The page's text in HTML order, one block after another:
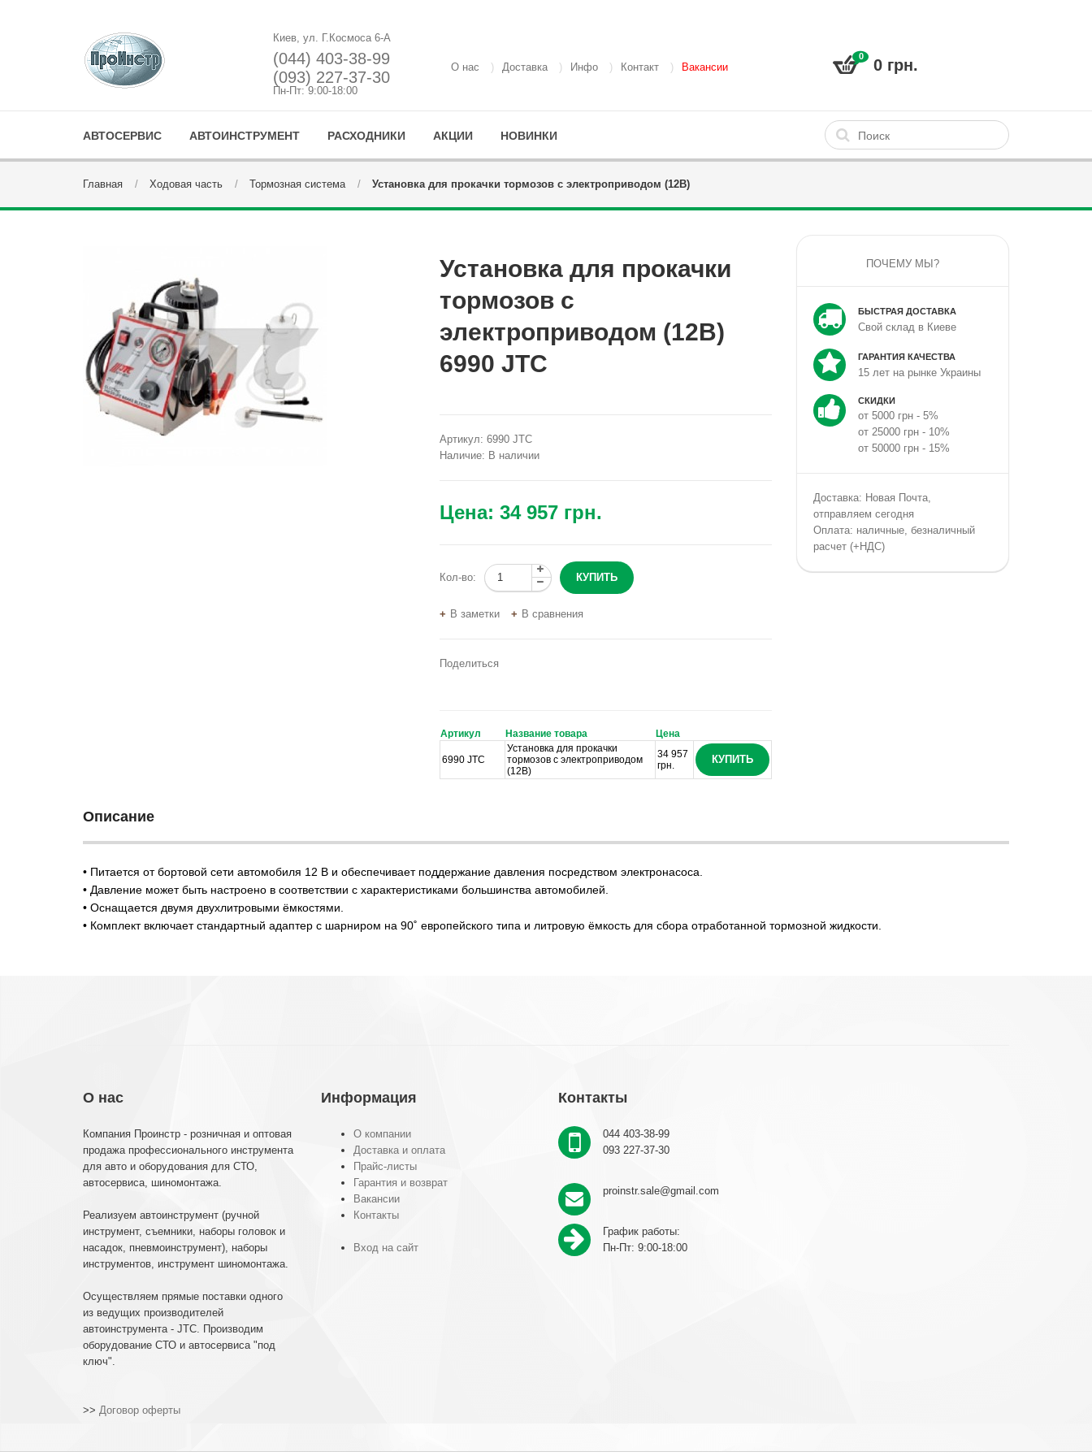
Киев, ул. Г.Космоса 6-А
(044) 403-38-99
(093) 227-37-30
Пн-Пт: 9:00-18:00
О нас Доставка Инфо Контакт Вакансии
0 0 грн.
АВТОСЕРВИС АВТОИНСТРУМЕНТ РАСХОДНИКИ АКЦИИ НОВИНКИ
Главная Ходовая часть Тормозная система Установка для прокачки тормозов с электроприводом (12В)
Установка для прокачки
тормозов с
электроприводом (12В)
6990 JTC
Артикул: 6990 JTC
Наличие: В наличии
Цена: 34 957 грн.
Кол-во:
В заметки В сравнения
Поделиться
Артикул Название товара Цена
6990 JTC
Установка для прокачки
тормозов с электроприводом
(12В)
34 957
грн.
КУПИТЬ
ПОЧЕМУ МЫ?
БЫСТРАЯ ДОСТАВКА
Свой склад в Киеве
ГАРАНТИЯ КАЧЕСТВА
15 лет на рынке Украины
СКИДКИ
от 5000 грн - 5%
от 25000 грн - 10%
от 50000 грн - 15%
Доставка: Новая Почта,
отправляем сегодня
Оплата: наличные, безналичный
расчет (+НДС)
Описание
• Питается от бортовой сети автомобиля 12 В и обеспечивает поддержание давления посредством электронасоса.
• Давление может быть настроено в соответствии с характеристиками большинства автомобилей.
• Оснащается двумя двухлитровыми ёмкостями.
• Комплект включает стандартный адаптер с шарниром на 90˚ европейского типа и литровую ёмкость для сбора отработанной тормозной жидкости.
О нас
Компания Проинстр - розничная и оптовая
продажа профессионального инструмента
для авто и оборудования для СТО,
автосервиса, шиномонтажа.
Реализуем автоинструмент (ручной
инструмент, съемники, наборы головок и
насадок, пневмоинструмент), наборы
инструментов, инструмент шиномонтажа.
Осуществляем прямые поставки одного
из ведущих производителей
автоинструмента - JTC. Производим
оборудование СТО и автосервиса "под
ключ".
>> Договор оферты
Информация
О компании
Доставка и оплата
Прайс-листы
Гарантия и возврат
Вакансии
Контакты
Вход на сайт
Контакты
044 403-38-99
093 227-37-30
proinstr.sale@gmail.com
График работы:
Пн-Пт: 9:00-18:00